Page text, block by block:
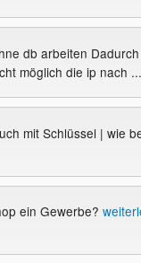
db arbeiten
möglich die ip nach ...
mit Schlüssel | wie
ein Gewerbe?